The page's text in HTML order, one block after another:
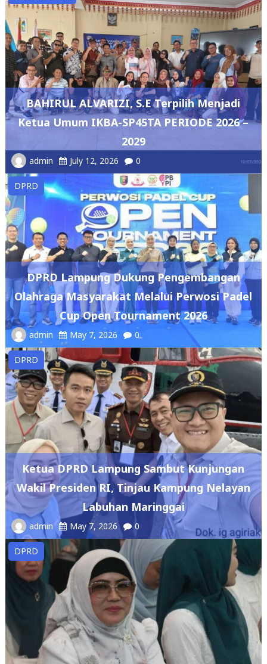
BAHIRUL ALVARIZI, S.E Terpilih Menjadi
Ketua Umum IKBA-SP45TA PERIODE 2026 –
2029
admin July 12, 2026 0
DPRD
DPRD Lampung Dukung Pengembangan
Olahraga Masyarakat Melalui Perwosi Padel
Cup Open Tournament 2026
admin May 7, 2026 0
DPRD
Ketua DPRD Lampung Sambut Kunjungan
Wakil Presiden RI, Tinjau Kampung Nelayan
Labuhan Maringgai
admin May 7, 2026 0
DPRD
DPRD Lampung Dukung Penguatan Ekonomi